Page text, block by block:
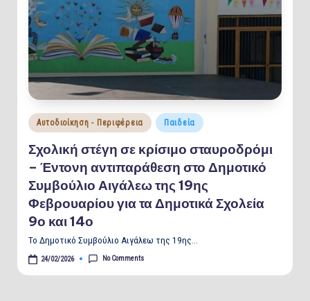
Posted
in
Αυτοδιοίκηση - Περιφέρεια Παιδεία
Σχολική στέγη σε κρίσιμο σταυροδρόμι
– Έντονη αντιπαράθεση στο Δημοτικό
Συμβούλιο Αιγάλεω της 19ης
Φεβρουαρίου για τα Δημοτικά Σχολεία
9ο και 14ο
Το Δημοτικό Συμβούλιο Αιγάλεω της 19ης…
24/02/2026 No Comments